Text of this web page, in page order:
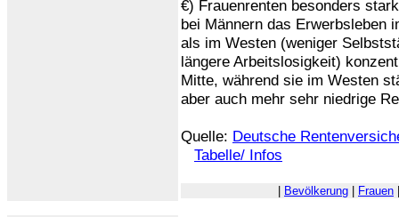
€) Frauenrenten besonders
bei Männern das Erwerbsleben
als im Westen (weniger
längere Arbeitslosigkeit)
Mitte, während sie im Westen
aber auch mehr sehr niedrige
Quelle: Deutsche
Tabelle/ Infos
Bevölkerung Frauen